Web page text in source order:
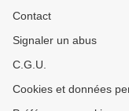
Contact
Signaler un abus
C.G.U.
Cookies et données